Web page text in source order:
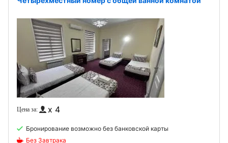
x 4
Бронирование возможно без банковской карты
Без Завтрака